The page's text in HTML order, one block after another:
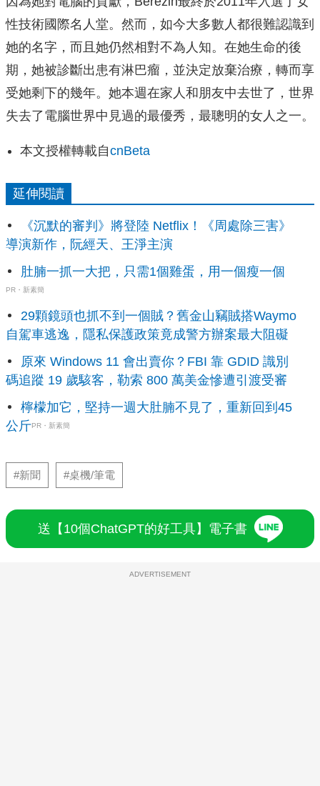
性技術國際名人堂。然而，如今大多數人都很難認識到
她的名字，而且她仍然相對不為人知。在她生命的後
期，她被診斷出患有淋巴瘤，並決定放棄治療，轉而享
受她剩下的幾年。她本週在家人和朋友中去世了，世界
失去了電腦世界中見過的最優秀，最聰明的女人之一。
本文授權轉載自cnBeta
延伸閱讀
《沉默的審判》將登陸 Netflix！《周處除三害》
導演新作，阮經天、王淨主演
肚腩一抓一大把，只需1個雞蛋，用一個瘦一個
PR・新素簡
29顆鏡頭也抓不到一個賊？舊金山竊賊搭Waymo
自駕車逃逸，隱私保護政策竟成警方辦案最大阻礙
原來 Windows 11 會出賣你？FBI 靠 GDID 識別
碼追蹤 19 歲駭客，勒索 800 萬美金慘遭引渡受審
檸檬加它，堅持一週大肚腩不見了，重新回到45
公斤PR・新素簡
#新聞 #桌機/筆電
送【10個ChatGPT的好工具】電子書
ADVERTISEMENT